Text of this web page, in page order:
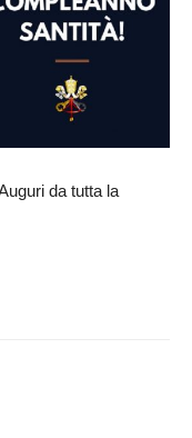
da tutta la